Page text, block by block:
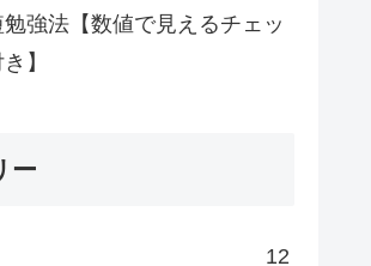
強法【数値で見えるチェッ
】
ー
12